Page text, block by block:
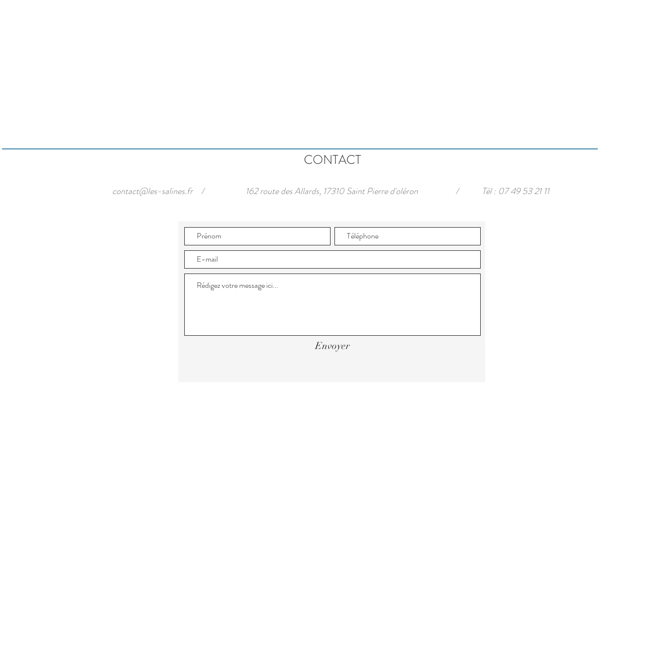
CONTACT
Tél : 07 49 53 21 11
contact@les-salines.fr 162 route des Allards, 17310 Saint Pierre d'oléron
/ /
Envoyer